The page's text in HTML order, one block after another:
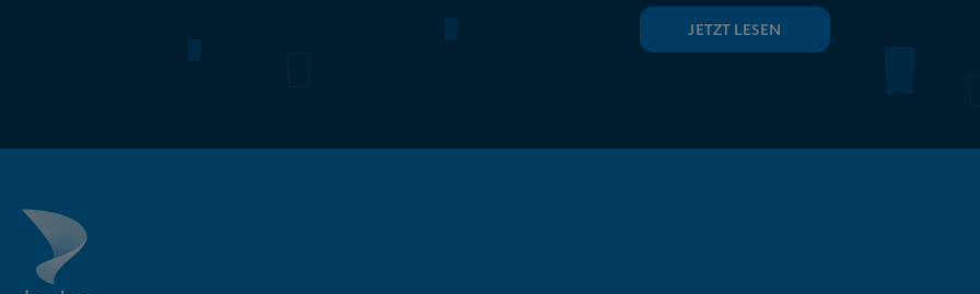
JETZT LESEN